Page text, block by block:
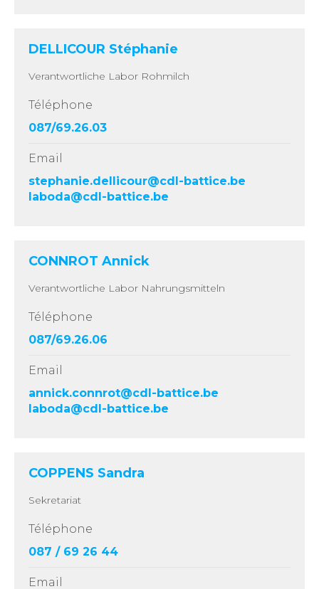
DELLICOUR Stéphanie
Verantwortliche Labor Rohmilch
Téléphone
087/69.26.03
Email
stephanie.dellicour@cdl-battice.be
laboda@cdl-battice.be
CONNROT Annick
Verantwortliche Labor Nahrungsmitteln
Téléphone
087/69.26.06
Email
annick.connrot@cdl-battice.be
laboda@cdl-battice.be
COPPENS Sandra
Sekretariat
Téléphone
087 / 69 26 44
Email